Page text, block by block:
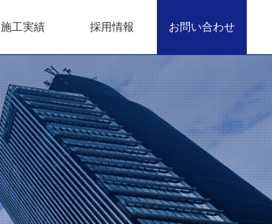
施工実績 採用情報 お問い合わせ